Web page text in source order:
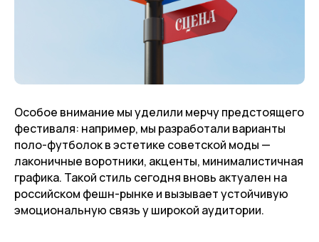
Особое внимание мы уделили мерчу предстоящего
фестиваля: например, мы разработали варианты
поло-футболок в эстетике советской моды —
лаконичные воротники, акценты, минималистичная
графика. Такой стиль сегодня вновь актуален на
российском фешн-рынке и вызывает устойчивую
эмоциональную связь у широкой аудитории.